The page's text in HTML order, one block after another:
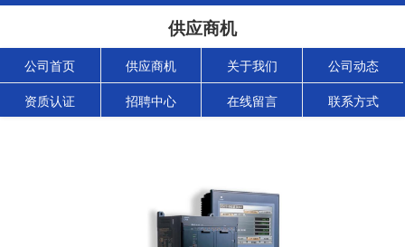
供应商机
公司首页 供应商机 关于我们 公司动态
资质认证 招聘中心 在线留言 联系方式